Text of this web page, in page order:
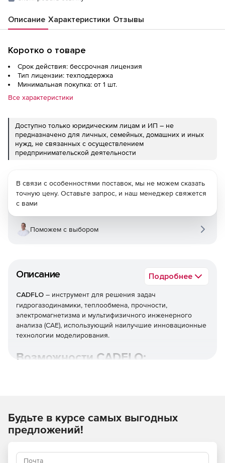
Описание Характеристики Отзывы
Коротко о товаре
Срок действия: бессрочная лицензия
Тип лицензии: техподдержка
Минимальная покупка: от 1 шт.
Все характеристики
Доступно только юридическим лицам и ИП – не
предназначено для личных, семейных, домашних и иных
нужд, не связанных с осуществлением
предпринимательской деятельности
Описание Подробнее
CADFLO – инструмент для решения задач
гидрогазодинамики, теплообмена, прочности,
электромагнетизма и мультифизичного инженерного
анализа (CAE), использующий наилучшие инновационные
технологии моделирования.
Возможности СADFLO:
Автоматическое построение КЭ сетки CADFLO
позволяет создавать сетку для твердотельных и
В связи с особенностями поставок, мы не можем сказать
точную цену. Оставьте запрос, и наш менеджер свяжется
с вами
Поможем с выбором
Будьте в курсе самых выгодных
предложений!